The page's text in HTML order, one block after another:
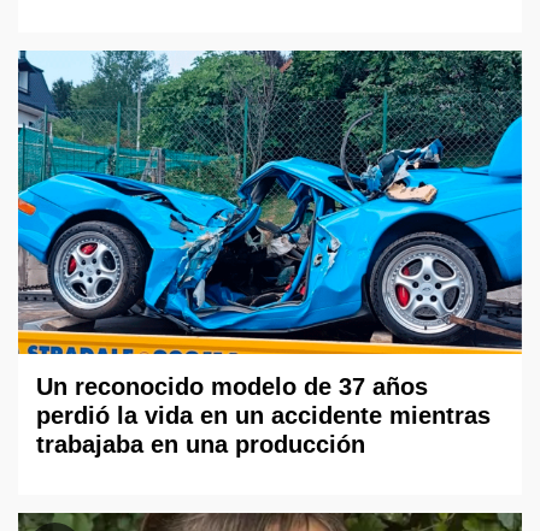
Un reconocido modelo de 37 años
perdió la vida en un accidente mientras
trabajaba en una producción